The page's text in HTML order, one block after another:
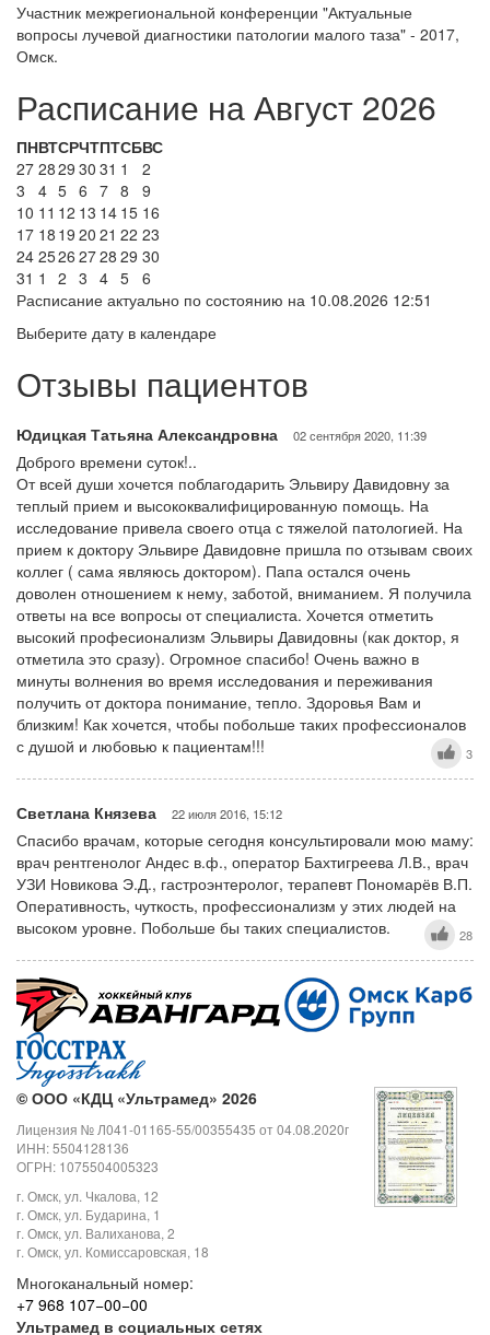
Участник межрегиональной конференции "Актуальные
вопросы лучевой диагностики патологии малого таза" - 2017,
Омск.
Расписание на Август 2026
ПНВТСРЧТПТСБВС
27 2829 30 31 1
2
3
4 5 6 7 8
9
10 11 12 13 14 15 16
17 18 19 20 21 22 23
24 2526 2728 29 30
31 1 2 3 4 5 6
Расписание актуально по состоянию на 10.08.2026 12:51
Выберите дату в календаре
Отзывы пациентов
Юдицкая Татьяна Александровна 02 сентября 2020, 11:39
Доброго времени суток!..
От всей души хочется поблагодарить Эльвиру Давидовну за
теплый прием и высококвалифицированную помощь. На
исследование привела своего отца с тяжелой патологией. На
прием к доктору Эльвире Давидовне пришла по отзывам своих
коллег ( сама являюсь доктором). Папа остался очень
доволен отношением к нему, заботой, вниманием. Я получила
ответы на все вопросы от специалиста. Хочется отметить
высокий професионализм Эльвиры Давидовны (как доктор, я
отметила это сразу). Огромное спасибо! Очень важно в
минуты волнения во время исследования и переживания
получить от доктора понимание, тепло. Здоровья Вам и
близким! Как хочется, чтобы побольше таких профессионалов
с душой и любовью к пациентам!!!
3
Светлана Князева 22 июля 2016, 15:12
Спасибо врачам, которые сегодня консультировали мою маму:
врач рентгенолог Андес в.ф., оператор Бахтигреева Л.В., врач
УЗИ Новикова Э.Д., гастроэнтеролог, терапевт Пономарёв В.П.
Оперативность, чуткость, профессионализм у этих людей на
высоком уровне. Побольше бы таких специалистов.
28
© ООО «КДЦ «Ультрамед» 2026
Лицензия № Л041-01165-55/00355435 от 04.08.2020г
ИНН: 5504128136
ОГРН: 1075504005323
г. Омск, ул. Чкалова, 12
г. Омск, ул. Бударина, 1
г. Омск, ул. Валиханова, 2
г. Омск, ул. Комиссаровская, 18
Многоканальный номер:
+7 968 107−00−00
Ультрамед в социальных сетях